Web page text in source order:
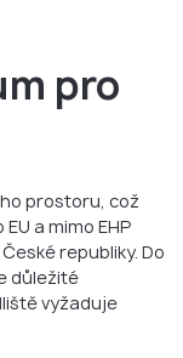
pro
prostoru, což
a mimo EHP
republiky. Do
důležité
vyžaduje